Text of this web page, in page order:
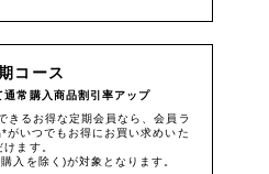
コース
通常購入商品割引率アップ
きるお得な定期会員なら、会員ラ
がいつでもお得にお買い求めいた
けます。
入を除く)が対象となります。